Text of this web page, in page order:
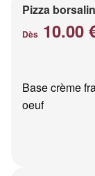
Pizza
Dès 10.00
Base crème
oeuf